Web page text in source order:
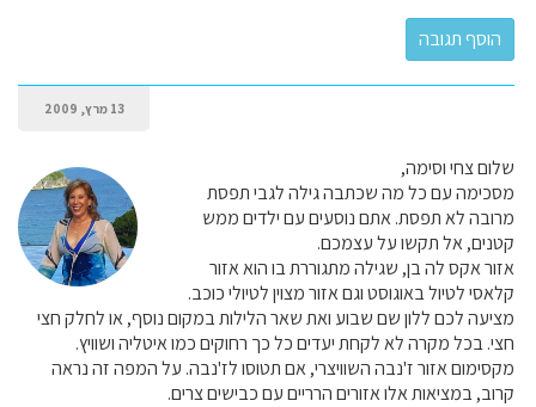
13 מרץ, 2009
שלום צחי וסימה,
מסכימה עם כל מה שכתבה גילה לגבי תפסת
מרובה לא תפסת. אתם נוסעים עם ילדים ממש
קטנים, אל תקשו על עצמכם.
אזור אקס לה בן, שגילה מתגוררת בו הוא אזור
קלאסי לטיול באוגוסט וגם אזור מצוין לטיולי כוכב.
מציעה לכם ללון שם שבוע ואת שאר הלילות במקום נוסף, או לחלק חצי
חצי. בכל מקרה לא לקחת יעדים כל כך רחוקים כמו איטליה ושוויץ.
מקסימום אזור ז'נבה השוויצרי, אם תטוסו לז'נבה. על המפה זה נראה
קרוב, במציאות אלו אזורים הרריים עם כבישים צרים.